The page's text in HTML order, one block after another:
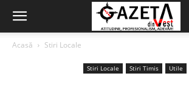
Acasă Stiri Locale
Stiri Locale Stiri Timis Utile